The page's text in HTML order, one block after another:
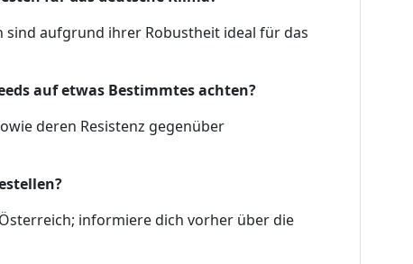
aufgrund ihrer Robustheit ideal für das
auf etwas Bestimmtes achten?
deren Resistenz gegenüber
informiere dich vorher über die